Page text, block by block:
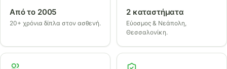
Από το 2005
20+ χρόνια δίπλα στον ασθενή.
2 καταστήματα
Εύοσμος & Νεάπολη,
Θεσσαλονίκη.